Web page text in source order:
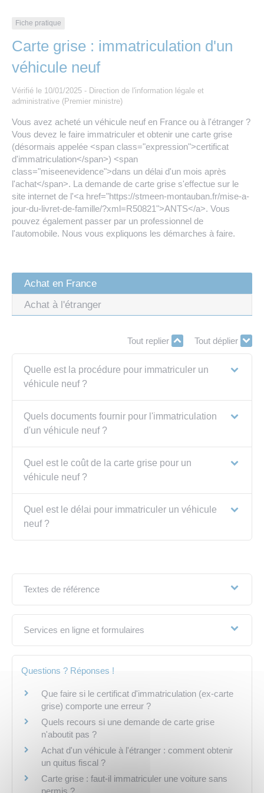
Travaux
Numérique
Nos publications
Fiche pratique
Carte grise : immatriculation d'un
véhicule neuf
Vérifié le 10/01/2025 - Direction de l'information légale et
administrative (Premier ministre)
Vous avez acheté un véhicule neuf en France ou à l'étranger ?
Vous devez le faire immatriculer et obtenir une carte grise
(désormais appelée <span class="expression">certificat
d'immatriculation</span>) <span
class="miseenevidence">dans un délai d'un mois après
l'achat</span>. La demande de carte grise s'effectue sur le
site internet de l'<a href="https://stmeen-montauban.fr/mise-a-
jour-du-livret-de-famille/?xml=R50821">ANTS</a>. Vous
pouvez également passer par un professionnel de
l'automobile. Nous vous expliquons les démarches à faire.
Achat en France
Achat à l'étranger
Tout replier Tout déplier
Quelle est la procédure pour immatriculer un
véhicule neuf ?
Quels documents fournir pour l'immatriculation
d'un véhicule neuf ?
Quel est le coût de la carte grise pour un
véhicule neuf ?
Quel est le délai pour immatriculer un véhicule
neuf ?
Textes de référence
Services en ligne et formulaires
Questions ? Réponses !
Que faire si le certificat d'immatriculation (ex-carte
grise) comporte une erreur ?
Quels recours si une demande de carte grise
n'aboutit pas ?
Achat d'un véhicule à l'étranger : comment obtenir
un quitus fiscal ?
Carte grise : faut-il immatriculer une voiture sans
permis ?